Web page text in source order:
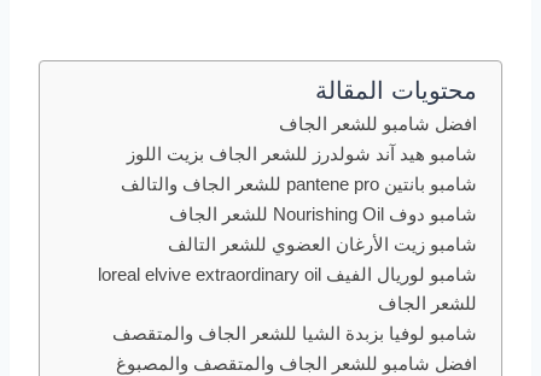
محتويات المقالة
افضل شامبو للشعر الجاف
شامبو هيد آند شولدرز للشعر الجاف بزيت اللوز
شامبو بانتين pantene pro للشعر الجاف والتالف
شامبو دوف Nourishing Oil للشعر الجاف
شامبو زيت الأرغان العضوي للشعر التالف
شامبو لوريال الفيف loreal elvive extraordinary oil
للشعر الجاف
شامبو لوفيا بزبدة الشيا للشعر الجاف والمتقصف
افضل شامبو للشعر الجاف والمتقصف والمصبوغ